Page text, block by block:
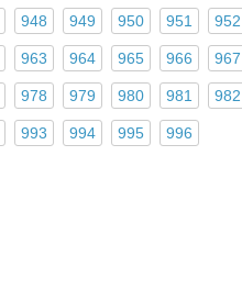
948 949 950 951 952
963 964 965 966 967
978 979 980 981 982
993 994 995 996